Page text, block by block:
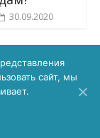
30.09.2020
сайт, мы